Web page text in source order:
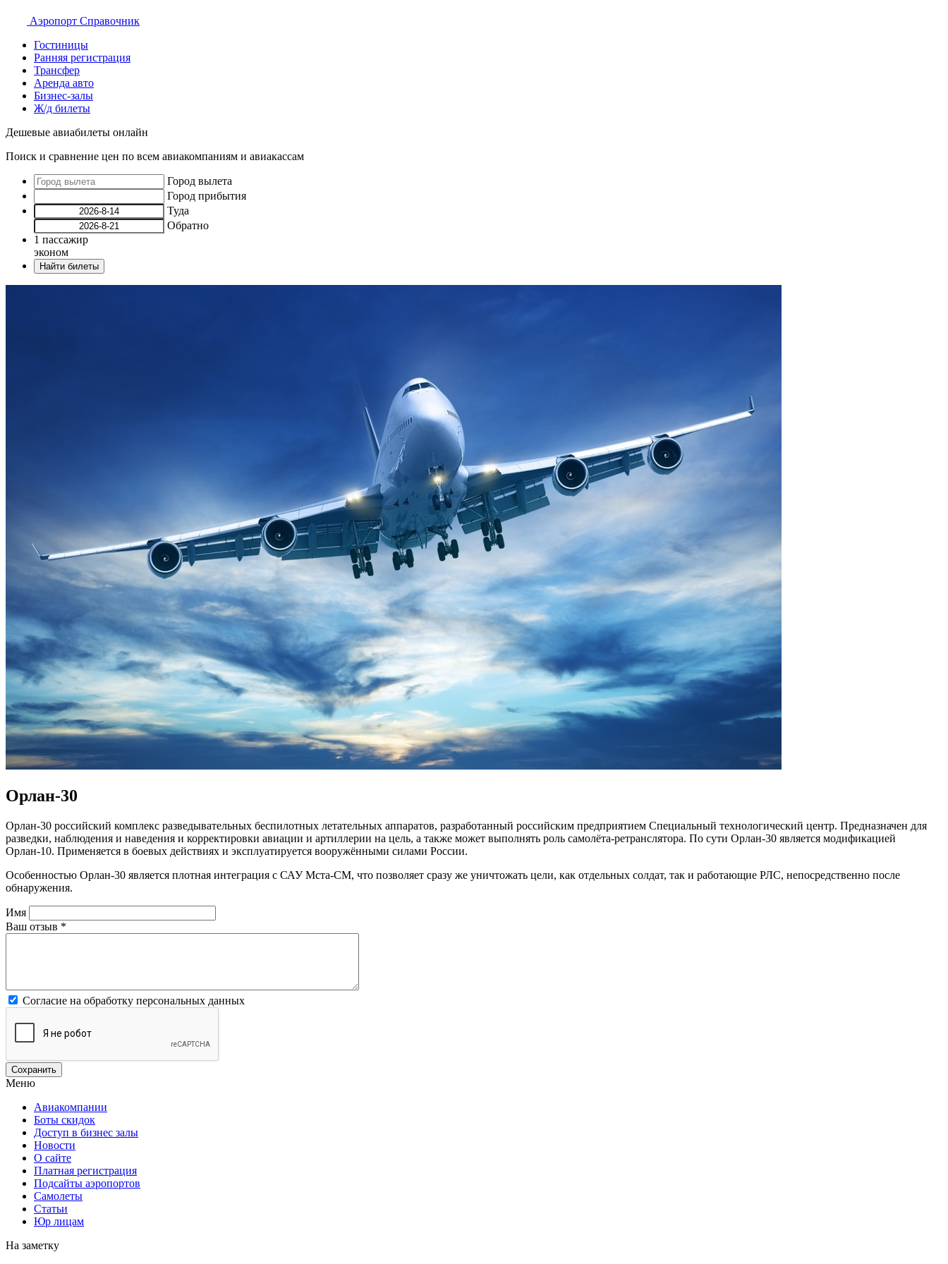
Аэропорт Справочник
Гостиницы
Ранняя регистрация
Трансфер
Аренда авто
Бизнес-залы
Ж/д билеты
Дешевые авиабилеты онлайн
Поиск и сравнение цен по всем авиакомпаниям и авиакассам
Город вылета
Город прибытия
Туда
Обратно
1 пассажир
эконом
Найти билеты
Орлан-30
Орлан-30 российский комплекс разведывательных беспилотных летательных аппаратов, разработанный российским предприятием Специальный технологический центр. Предназначен для
разведки, наблюдения и наведения и корректировки авиации и артиллерии на цель, а также может выполнять роль самолёта-ретранслятора. По сути Орлан-30 является модификацией
Орлан-10. Применяется в боевых действиях и эксплуатируется вооружёнными силами России.
Особенностью Орлан-30 является плотная интеграция с САУ Мста-СМ, что позволяет сразу же уничтожать цели, как отдельных солдат, так и работающие РЛС, непосредственно после
обнаружения.
Имя
Ваш отзыв *
Согласие на обработку персональных данных
Меню
Авиакомпании
Боты скидок
Доступ в бизнес залы
Новости
О сайте
Платная регистрация
Подсайты аэропортов
Самолеты
Статьи
Юр лицам
На заметку